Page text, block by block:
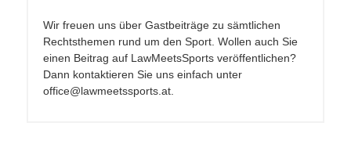
Wir freuen uns über Gastbeiträge zu sämtlichen
Rechtsthemen rund um den Sport. Wollen auch Sie
einen Beitrag auf LawMeetsSports veröffentlichen?
Dann kontaktieren Sie uns einfach unter
office@lawmeetssports.at.